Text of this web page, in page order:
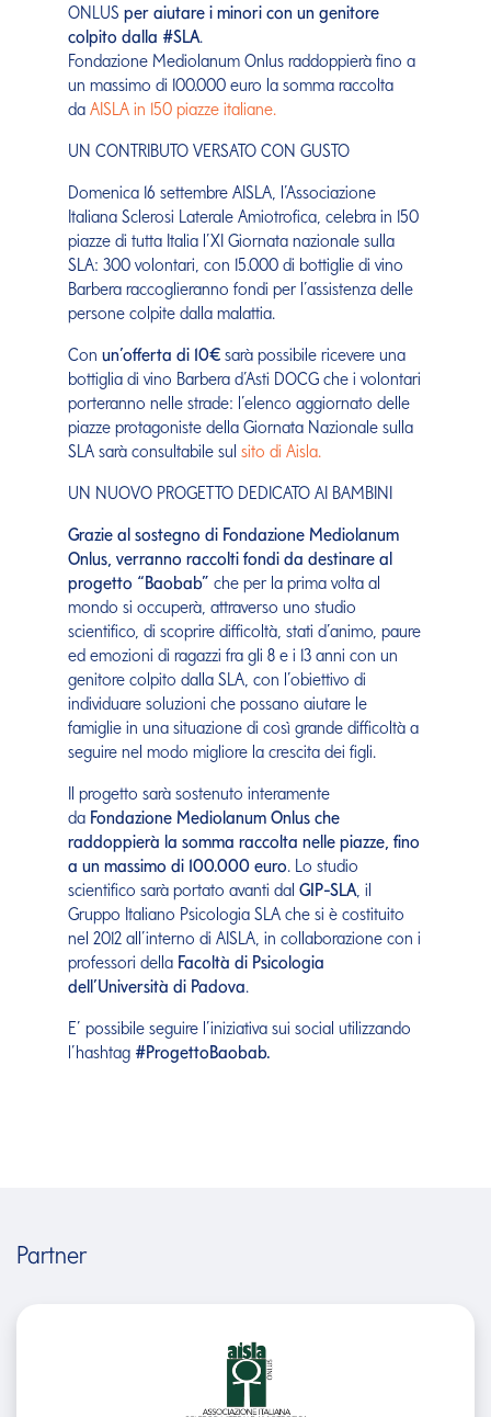
ONLUS per aiutare i minori con un genitore
colpito dalla #SLA.
Fondazione Mediolanum Onlus raddoppierà fino a
un massimo di 100.000 euro la somma raccolta
da AISLA in 150 piazze italiane.
UN CONTRIBUTO VERSATO CON GUSTO
Domenica 16 settembre AISLA, l’Associazione
Italiana Sclerosi Laterale Amiotrofica, celebra in 150
piazze di tutta Italia l’XI Giornata nazionale sulla
SLA: 300 volontari, con 15.000 di bottiglie di vino
Barbera raccoglieranno fondi per l’assistenza delle
persone colpite dalla malattia.
Con un’offerta di 10€ sarà possibile ricevere una
bottiglia di vino Barbera d’Asti DOCG che i volontari
porteranno nelle strade: l’elenco aggiornato delle
piazze protagoniste della Giornata Nazionale sulla
SLA sarà consultabile sul sito di Aisla.
UN NUOVO PROGETTO DEDICATO AI BAMBINI
Grazie al sostegno di Fondazione Mediolanum
Onlus, verranno raccolti fondi da destinare al
progetto “Baobab” che per la prima volta al
mondo si occuperà, attraverso uno studio
scientifico, di scoprire difficoltà, stati d’animo, paure
ed emozioni di ragazzi fra gli 8 e i 13 anni con un
genitore colpito dalla SLA, con l’obiettivo di
individuare soluzioni che possano aiutare le
famiglie in una situazione di così grande difficoltà a
seguire nel modo migliore la crescita dei figli.
Il progetto sarà sostenuto interamente
da Fondazione Mediolanum Onlus che
raddoppierà la somma raccolta nelle piazze, fino
a un massimo di 100.000 euro. Lo studio
scientifico sarà portato avanti dal GIP-SLA, il
Gruppo Italiano Psicologia SLA che si è costituito
nel 2012 all’interno di AISLA, in collaborazione con i
professori della Facoltà di Psicologia
dell’Università di Padova.
E’ possibile seguire l’iniziativa sui social utilizzando
l’hashtag #ProgettoBaobab.
Partner